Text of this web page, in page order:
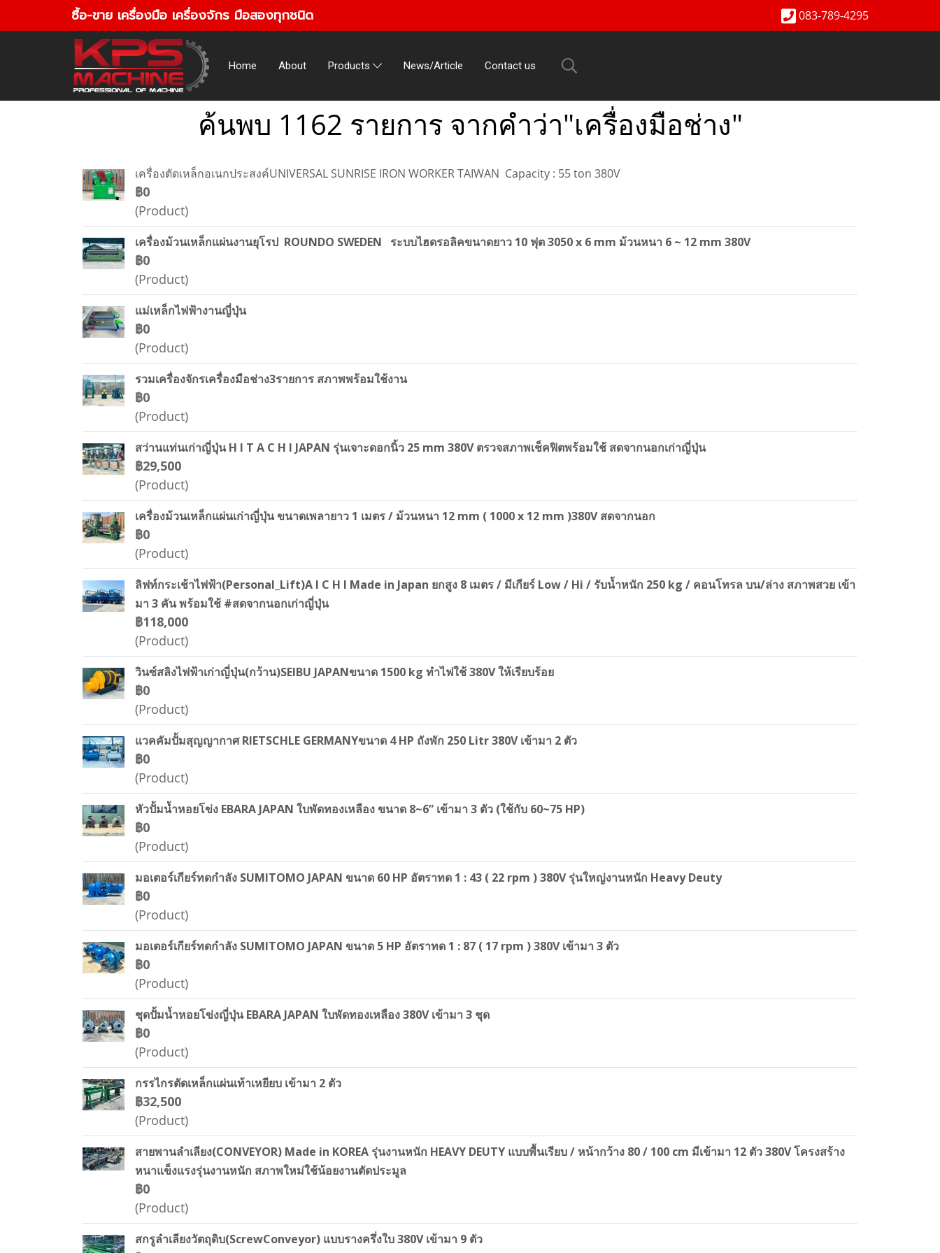
ซื้อ-ขาย เครื่องมือ เครื่องจักร มือสองทุกชนิด 083-789-4295
Home About Products News/Article Contact us
ค้นพบ 1162 รายการ จากคำว่า"เครื่องมือช่าง"
เครื่องตัดเหล็กอเนกประสงค์UNIVERSAL SUNRISE IRON WORKER TAIWAN Capacity : 55 ton 380V
฿0
(Product)
เครื่องม้วนเหล็กแผ่นงานยุโรป ROUNDO SWEDEN ระบบไฮดรอลิคขนาดยาว 10 ฟุต 3050 x 6 mm ม้วนหนา 6 ~ 12 mm 380V
฿0
(Product)
แม่เหล็กไฟฟ้างานญี่ปุ่น
฿0
(Product)
รวมเครื่องจักรเครื่องมือช่าง3รายการ สภาพพร้อมใช้งาน
฿0
(Product)
สว่านแท่นเก่าญี่ปุ่น H I T A C H I JAPAN รุ่นเจาะดอกนิ้ว 25 mm 380V ตรวจสภาพเช็คฟิตพร้อมใช้ สดจากนอกเก่าญี่ปุ่น
฿29,500
(Product)
เครื่องม้วนเหล็กแผ่นเก่าญี่ปุ่น ขนาดเพลายาว 1 เมตร / ม้วนหนา 12 mm ( 1000 x 12 mm )380V สดจากนอก
฿0
(Product)
ลิฟท์กระเช้าไฟฟ้า(Personal_Lift)A I C H I Made in Japan ยกสูง 8 เมตร / มีเกียร์ Low / Hi / รับน้ำหนัก 250 kg / คอนโทรล บน/ล่าง สภาพสวย เข้า
มา 3 คัน พร้อมใช้ #สดจากนอกเก่าญี่ปุ่น
฿118,000
(Product)
วินซ์สลิงไฟฟ้าเก่าญี่ปุ่น(กว้าน)SEIBU JAPANขนาด 1500 kg ทำไฟใช้ 380V ให้เรียบร้อย
฿0
(Product)
แวคคัมปั้มสุญญากาศ RIETSCHLE GERMANYขนาด 4 HP ถังพัก 250 Litr 380V เข้ามา 2 ตัว
฿0
(Product)
หัวปั้มน้ำหอยโข่ง EBARA JAPAN ใบพัดทองเหลือง ขนาด 8~6” เข้ามา 3 ตัว (ใช้กับ 60~75 HP)
฿0
(Product)
มอเตอร์เกียร์ทดกำลัง SUMITOMO JAPAN ขนาด 60 HP อัตราทด 1 : 43 ( 22 rpm ) 380V รุ่นใหญ่งานหนัก Heavy Deuty
฿0
(Product)
มอเตอร์เกียร์ทดกำลัง SUMITOMO JAPAN ขนาด 5 HP อัตราทด 1 : 87 ( 17 rpm ) 380V เข้ามา 3 ตัว
฿0
(Product)
ชุดปั้มน้ำหอยโข่งญี่ปุ่น EBARA JAPAN ใบพัดทองเหลือง 380V เข้ามา 3 ชุด
฿0
(Product)
กรรไกรตัดเหล็กแผ่นเท้าเหยียบ เข้ามา 2 ตัว
฿32,500
(Product)
สายพานลำเลียง(CONVEYOR) Made in KOREA รุ่นงานหนัก HEAVY DEUTY แบบพื้นเรียบ / หน้ากว้าง 80 / 100 cm มีเข้ามา 12 ตัว 380V โครงสร้าง
หนาแข็งแรงรุ่นงานหนัก สภาพใหม่ใช้น้อยงานตัดประมูล
฿0
(Product)
สกรูลำเลียงวัตถุดิบ(ScrewConveyor) แบบรางครึ่งใบ 380V เข้ามา 9 ตัว